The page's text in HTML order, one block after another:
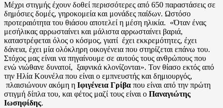
Μέχρι στιγμής έχουν δοθεί περισσότερες από 650 παραστάσεις σε
δημόσιες δομές, γηροκομεία και μονάδες παίδων. Ωστόσο
προτεραιότητα του θιάσου αποτελεί η μέση ηλικία. «Όταν ένας
μεσήλικας αρρωσταίνει και μάλιστα αρρωσταίνει βαριά,
καταστρέφεται όλος ο κόσμος, γιατί έχει εκκρεμότητες, έχει
δάνεια, έχει μία ολόκληρη οικογένεια που στηρίζεται επάνω του.
Στόχος μας είναι να πηγαίνουμε σε αυτούς τους ανθρώπους που
ενώ νιώθανε δυνατοί, ξαφνικά κλονίζονται». Τον θίασο εκτός από
την Ηλία Κουνέλα που είναι ο εμπνευστής και δημιουργός,
πλαισιώνουν ακόμη η Ιφιγένεια Γρίβα που είναι από την πρώτη
στιγμή δίπλα του, και φέτος μαζί τους είναι ο Παναγιώτης
Ιωσηφίδης.